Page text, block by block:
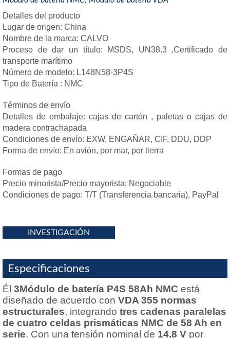
Detalles del producto
Lugar de origen: China
Nombre de la marca: CALVO
Proceso de dar un título: MSDS, UN38.3 ,Certificado de
transporte marítimo
Número de modelo: L148N58-3P4S
Tipo de Batería : NMC
Términos de envío
Detalles de embalaje: cajas de cartón , paletas o cajas de
madera contrachapada
Condiciones de envío: EXW, ENGAÑAR, CIF, DDU, DDP
Forma de envío: En avión, por mar, por tierra
Formas de pago
Precio minorista/Precio mayorista: Negociable
Condiciones de pago: T/T (Transferencia bancaria), PayPal
INVESTIGACIÓN
Especificaciones
Él 3Módulo de batería P4S 58Ah NMC está
diseñado de acuerdo con VDA 355 normas
estructurales, integrando tres cadenas paralelas
de cuatro celdas prismáticas NMC de 58 Ah en
serie. Con una tensión nominal de 14.8 V por